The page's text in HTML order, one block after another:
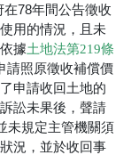
78年間公告徵收
用的情況，且未
據土地法第219條
請照原徵收補償價
申請收回土地的
訟未果後，聲請
未規定主管機關須
況，並於收回事